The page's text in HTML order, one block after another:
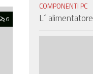
6
COMPONENTI PC
L´ alimentatore